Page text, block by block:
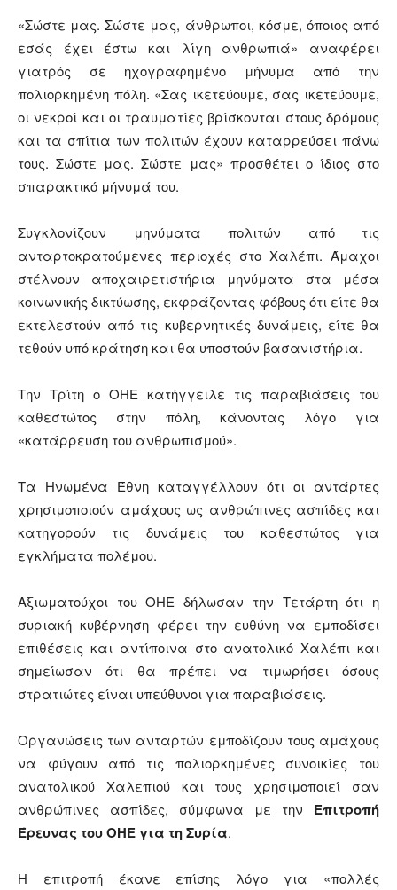
«Σώστε μας. Σώστε μας, άνθρωποι, κόσμε, όποιος από
εσάς έχει έστω και λίγη ανθρωπιά» αναφέρει
γιατρός σε ηχογραφημένο μήνυμα από την
πολιορκημένη πόλη. «Σας ικετεύουμε, σας ικετεύουμε,
οι νεκροί και οι τραυματίες βρίσκονται στους δρόμους
και τα σπίτια των πολιτών έχουν καταρρεύσει πάνω
τους. Σώστε μας. Σώστε μας» προσθέτει ο ίδιος στο
σπαρακτικό μήνυμά του.
Συγκλονίζουν μηνύματα πολιτών από τις
ανταρτοκρατούμενες περιοχές στο Χαλέπι. Άμαχοι
στέλνουν αποχαιρετιστήρια μηνύματα στα μέσα
κοινωνικής δικτύωσης, εκφράζοντας φόβους ότι είτε θα
εκτελεστούν από τις κυβερνητικές δυνάμεις, είτε θα
τεθούν υπό κράτηση και θα υποστούν βασανιστήρια.
Την Τρίτη ο ΟΗΕ κατήγγειλε τις παραβιάσεις του
καθεστώτος στην πόλη, κάνοντας λόγο για
«κατάρρευση του ανθρωπισμού».
Τα Ηνωμένα Έθνη καταγγέλλουν ότι οι αντάρτες
χρησιμοποιούν αμάχους ως ανθρώπινες ασπίδες και
κατηγορούν τις δυνάμεις του καθεστώτος για
εγκλήματα πολέμου.
Αξιωματούχοι του ΟΗΕ δήλωσαν την Τετάρτη ότι η
συριακή κυβέρνηση φέρει την ευθύνη να εμποδίσει
επιθέσεις και αντίποινα στο ανατολικό Χαλέπι και
σημείωσαν ότι θα πρέπει να τιμωρήσει όσους
στρατιώτες είναι υπεύθυνοι για παραβιάσεις.
Οργανώσεις των ανταρτών εμποδίζουν τους αμάχους
να φύγουν από τις πολιορκημένες συνοικίες του
ανατολικού Χαλεπιού και τους χρησιμοποιεί σαν
ανθρώπινες ασπίδες, σύμφωνα με την Επιτροπή
Έρευνας του ΟΗΕ για τη Συρία.
Η επιτροπή έκανε επίσης λόγο για «πολλές